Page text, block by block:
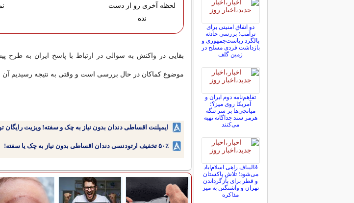
لحظه آخری رو از دست
نده
بقایی در واکنش به سوالی در ارتباط با پاسخ ایران به طرح
موضوع کماکان در حال بررسی است و وقتی به نتیجه رسیدیم آن
ایمپلنت اقساطی دندان بدون نیاز به چک و سفته! ویزیت
۵۰٪ تخفیف ارتودنسی دندان اقساطی بدون نیاز به چک یا سفته!
دو اتفاق امنیتی برای
ترامپ؛ بررسی حادثه
بالگرد ریاست‌جمهوری و
بازداشت فردی مسلح در
زمین گلف
تفاهم‌نامه دوم ایران و
آمریکا روی میز؟؛
میانجی‌ها بر سر تنگه
هرمز سند جداگانه تهیه
می‌کنند
قالیباف راهی اسلام‌آباد
می‌شود؛ تلاش پاکستان
و قطر برای بازگرداندن
تهران و واشنگتن به میز
مذاکره